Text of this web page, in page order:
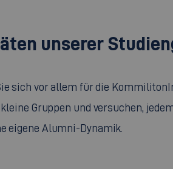
unserer
sich vor allem für die
Gruppen und versuchen,
eigene Alumni-Dynamik.